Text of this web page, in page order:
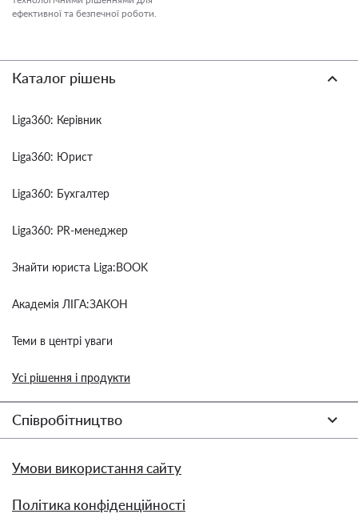
ефективної та безпечної роботи.
Каталог рішень
Liga360: Керівник
Liga360: Юрист
Liga360: Бухгалтер
Liga360: PR-менеджер
Знайти юриста Liga:BOOK
Академія ЛІГА:ЗАКОН
Теми в центрі уваги
Усі рішення і продукти
Співробітництво
Умови використання сайту
Політика конфіденційності